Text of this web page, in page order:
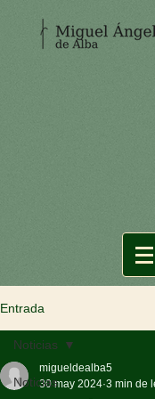
Entrada
Noticias
Noticias
migueldealba5
30 may 2024 3 min de